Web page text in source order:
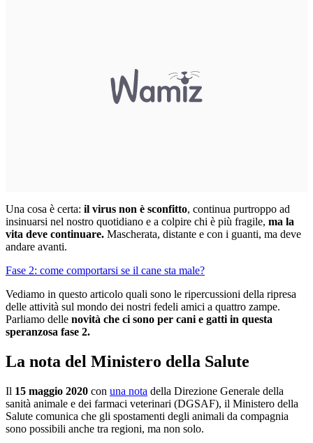
Una cosa è certa: il virus non è sconfitto, continua purtroppo ad
insinuarsi nel nostro quotidiano e a colpire chi è più fragile, ma la
vita deve continuare. Mascherata, distante e con i guanti, ma deve
andare avanti.
Fase 2: come comportarsi se il cane sta male?
Vediamo in questo articolo quali sono le ripercussioni della ripresa
delle attività sul mondo dei nostri fedeli amici a quattro zampe.
Parliamo delle novità che ci sono per cani e gatti in questa
speranzosa fase 2.
La nota del Ministero della Salute
Il 15 maggio 2020 con una nota della Direzione Generale della
sanità animale e dei farmaci veterinari (DGSAF), il Ministero della
Salute comunica che gli spostamenti degli animali da compagnia
sono possibili anche tra regioni, ma non solo.